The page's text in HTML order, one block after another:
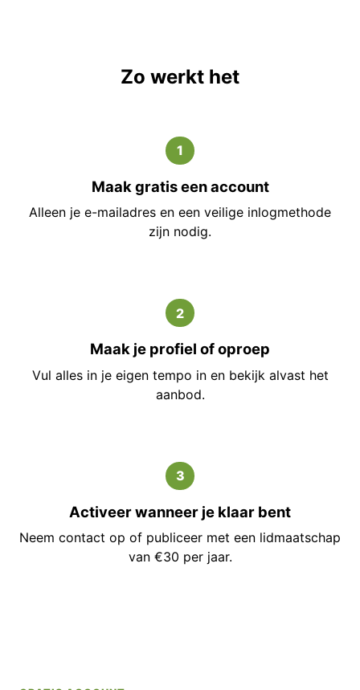
Zo werkt het
1
Maak gratis een account
Alleen je e-mailadres en een veilige inlogmethode
zijn nodig.
2
Maak je profiel of oproep
Vul alles in je eigen tempo in en bekijk alvast het
aanbod.
3
Activeer wanneer je klaar bent
Neem contact op of publiceer met een lidmaatschap
van €30 per jaar.